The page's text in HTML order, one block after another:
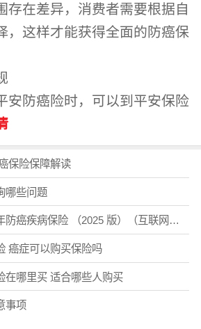
存在差异，消费者需要根据自
，这样才能获得全面的防癌保
防癌险时，可以到平安保险
保险保障解读
哪些问题
（2025 版）（互联网）在哪购买？认准这一个方式！
癌症可以购买保险吗
在哪里买 适合哪些人购买
事项